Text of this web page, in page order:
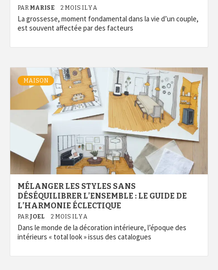
PAR MARISE 2 MOIS IL Y A
La grossesse, moment fondamental dans la vie d’un couple,
est souvent affectée par des facteurs
MAISON
MÉLANGER LES STYLES SANS
DÉSÉQUILIBRER L’ENSEMBLE : LE GUIDE DE
L’HARMONIE ÉCLECTIQUE
PAR JOEL 2 MOIS IL Y A
Dans le monde de la décoration intérieure, l’époque des
intérieurs « total look » issus des catalogues